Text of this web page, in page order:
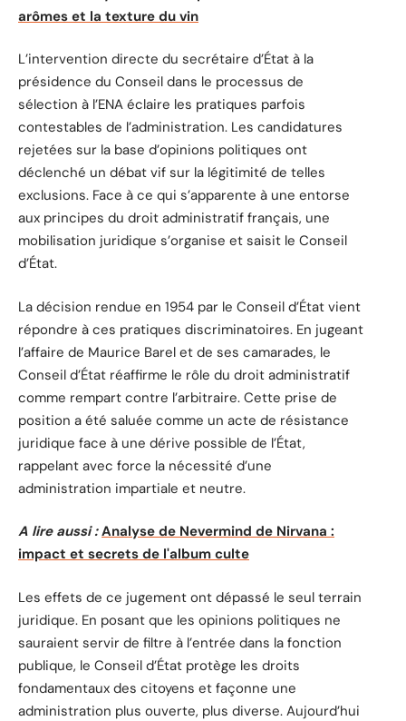
arômes et la texture du vin
L’intervention directe du secrétaire d’État à la
présidence du Conseil dans le processus de
sélection à l’ENA éclaire les pratiques parfois
contestables de l’administration. Les candidatures
rejetées sur la base d’opinions politiques ont
déclenché un débat vif sur la légitimité de telles
exclusions. Face à ce qui s’apparente à une entorse
aux principes du droit administratif français, une
mobilisation juridique s’organise et saisit le Conseil
d’État.
La décision rendue en 1954 par le Conseil d’État vient
répondre à ces pratiques discriminatoires. En jugeant
l’affaire de Maurice Barel et de ses camarades, le
Conseil d’État réaffirme le rôle du droit administratif
comme rempart contre l’arbitraire. Cette prise de
position a été saluée comme un acte de résistance
juridique face à une dérive possible de l’État,
rappelant avec force la nécessité d’une
administration impartiale et neutre.
A lire aussi : Analyse de Nevermind de Nirvana :
impact et secrets de l'album culte
Les effets de ce jugement ont dépassé le seul terrain
juridique. En posant que les opinions politiques ne
sauraient servir de filtre à l’entrée dans la fonction
publique, le Conseil d’État protège les droits
fondamentaux des citoyens et façonne une
administration plus ouverte, plus diverse. Aujourd’hui